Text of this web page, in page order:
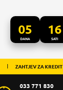
05
DANA
16
SATI
ZAHTJEV ZA KREDIT
033 771 830